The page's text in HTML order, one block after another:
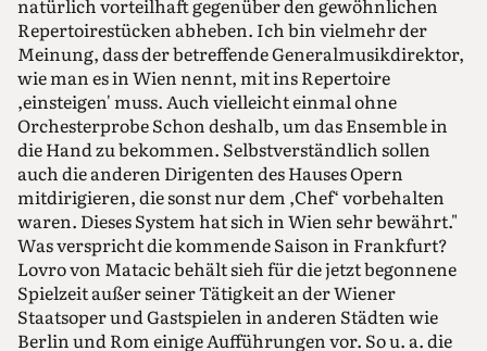
Repertoirestücken abheben. Ich bin vielmehr der
Meinung, dass der betreffende Generalmusikdirektor,
wie man es in Wien nennt, mit ins Repertoire
,einsteigen' muss. Auch vielleicht einmal ohne
Orchesterprobe Schon deshalb, um das Ensemble in
die Hand zu bekommen. Selbstverständlich sollen
auch die anderen Dirigenten des Hauses Opern
mitdirigieren, die sonst nur dem ,Chef‘ vorbehalten
waren. Dieses System hat sich in Wien sehr bewährt."
Was verspricht die kommende Saison in Frankfurt?
Lovro von Matacic behält sieh für die jetzt begonnene
Spielzeit außer seiner Tätigkeit an der Wiener
Staatsoper und Gastspielen in anderen Städten wie
Berlin und Rom einige Aufführungen vor. So u. a. die